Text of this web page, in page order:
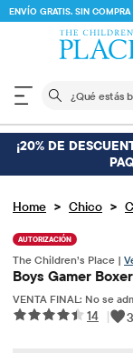
ENVÍO GRATIS. SIN
El
¡20% DE
Home > Chico >
AUTORIZACIÓN
The Children’s Place |
Boys Gamer
VENTA FINAL: No se
14 |